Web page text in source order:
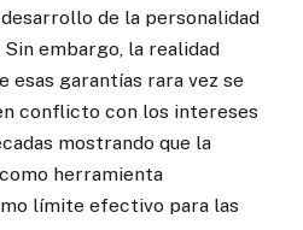
de la personalidad
embargo, la realidad
esas garantías rara vez se
conflicto con los intereses
mostrando que la
herramienta
límite efectivo para las